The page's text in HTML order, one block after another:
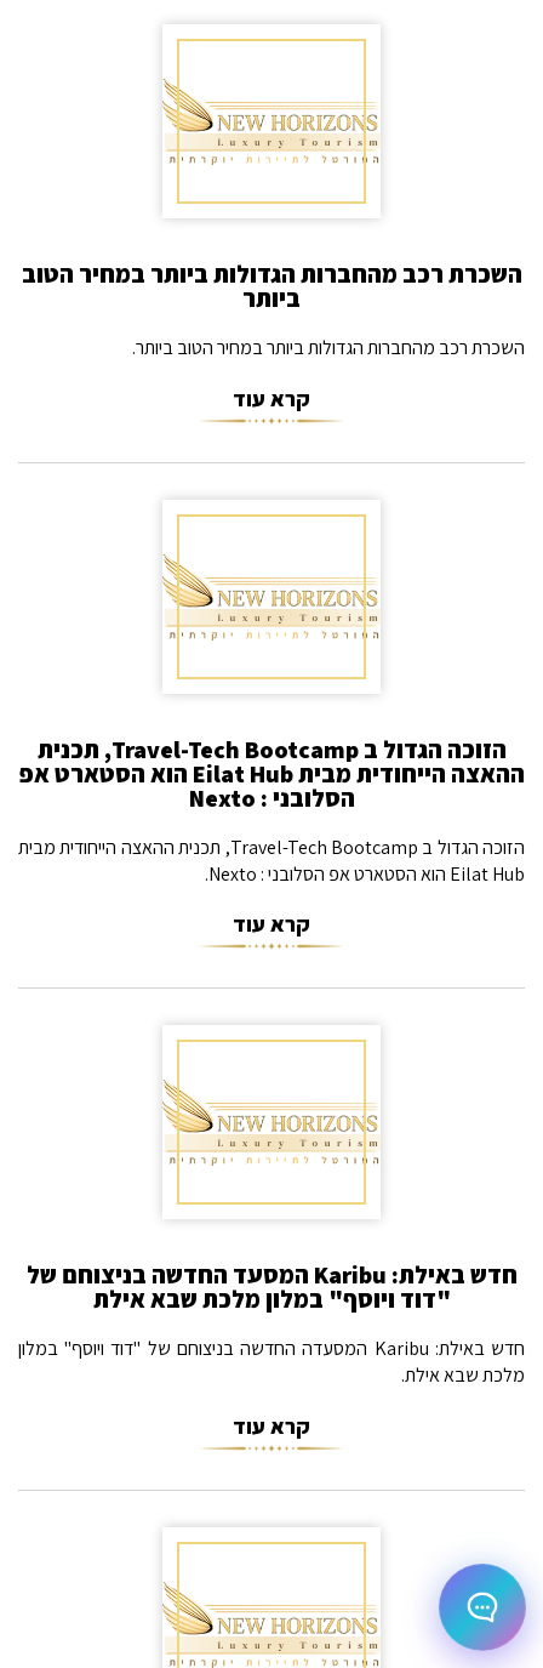
השכרת רכב מהחברות הגדולות ביותר במחיר הטוב
ביותר
השכרת רכב מהחברות הגדולות ביותר במחיר הטוב ביותר.
קרא עוד
הזוכה הגדול ב Travel-Tech Bootcamp, תכנית
ההאצה הייחודית מבית Eilat Hub הוא הסטארט אפ
הסלובני : Nexto
הזוכה הגדול ב Travel-Tech Bootcamp, תכנית ההאצה הייחודית מבית
Eilat Hub הוא הסטארט אפ הסלובני : Nexto.
קרא עוד
חדש באילת: Karibu המסעד החדשה בניצוחם של
"דוד ויוסף" במלון מלכת שבא אילת
חדש באילת: Karibu המסעדה החדשה בניצוחם של "דוד ויוסף" במלון
מלכת שבא אילת.
קרא עוד
AI Assistant
בחר אחת מהאפשרויות.
שלום! מוכן לתכנן את הטיול או הנסיעה העסקית